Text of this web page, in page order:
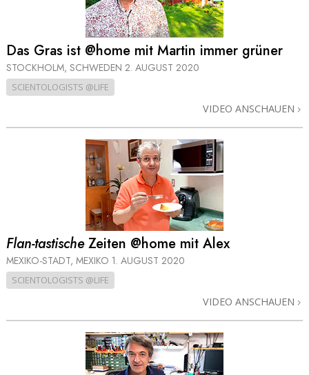
Das Gras ist @home mit Martin immer grüner
STOCKHOLM, SCHWEDEN 2. AUGUST 2020
SCIENTOLOGISTS @LIFE
VIDEO ANSCHAUEN
Flan-tastischeZeiten @home mit Alex
MEXIKO-STADT, MEXIKO 1. AUGUST 2020
SCIENTOLOGISTS @LIFE
VIDEO ANSCHAUEN